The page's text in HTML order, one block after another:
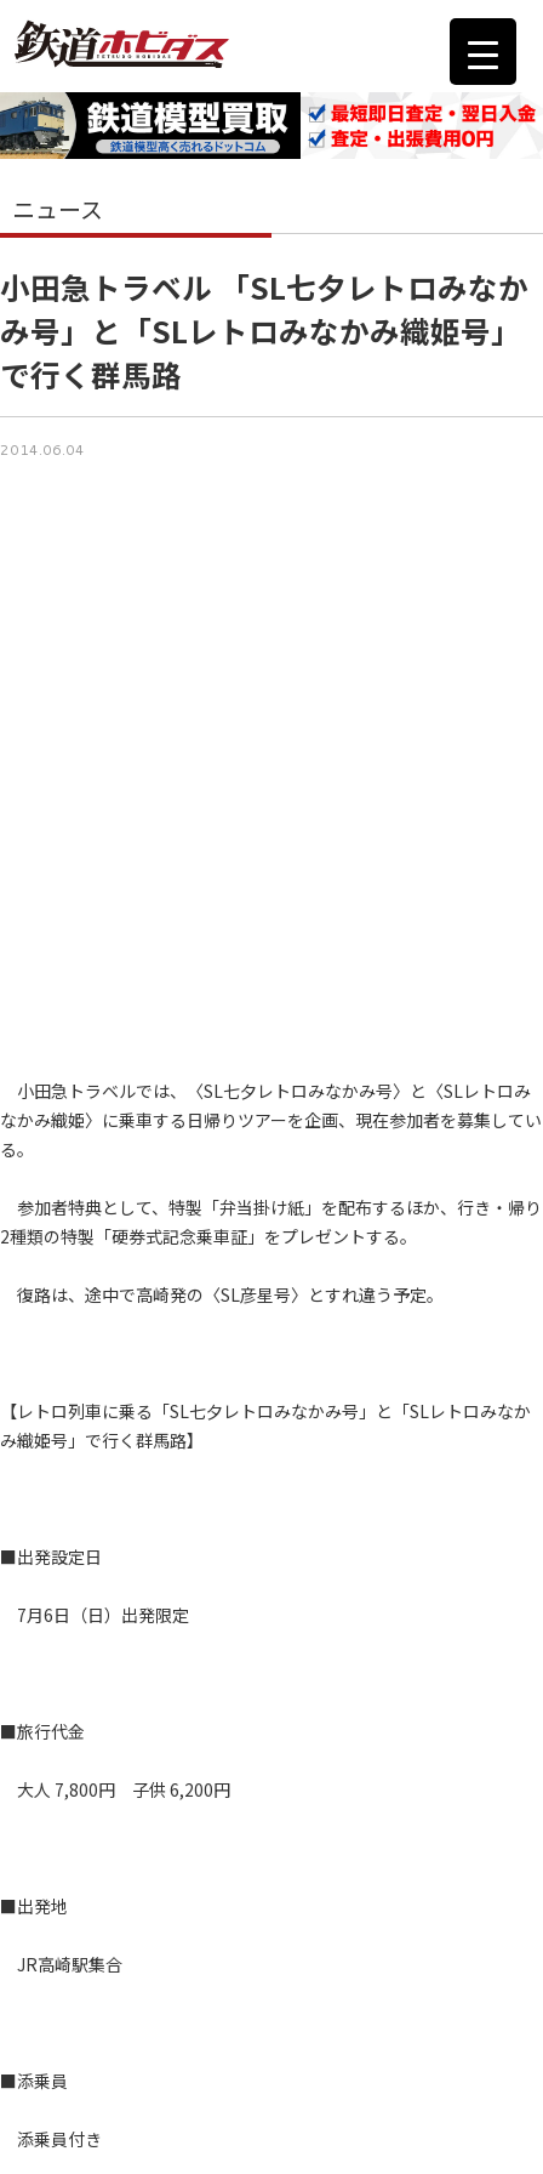
ニュース
小田急トラベル 「SL七夕レトロみなか
み号」と「SLレトロみなかみ織姫号」
で行く群馬路
2014.06.04
小田急トラベルでは、〈SL七夕レトロみなかみ号〉と〈SLレトロみ
なかみ織姫〉に乗車する日帰りツアーを企画、現在参加者を募集してい
る。
参加者特典として、特製「弁当掛け紙」を配布するほか、行き・帰り
2種類の特製「硬券式記念乗車証」をプレゼントする。
復路は、途中で高崎発の〈SL彦星号〉とすれ違う予定。
【レトロ列車に乗る「SL七夕レトロみなかみ号」と「SLレトロみなか
み織姫号」で行く群馬路】
■出発設定日
7月6日（日）出発限定
■旅行代金
大人 7,800円 子供 6,200円
■出発地
JR高崎駅集合
■添乗員
添乗員付き